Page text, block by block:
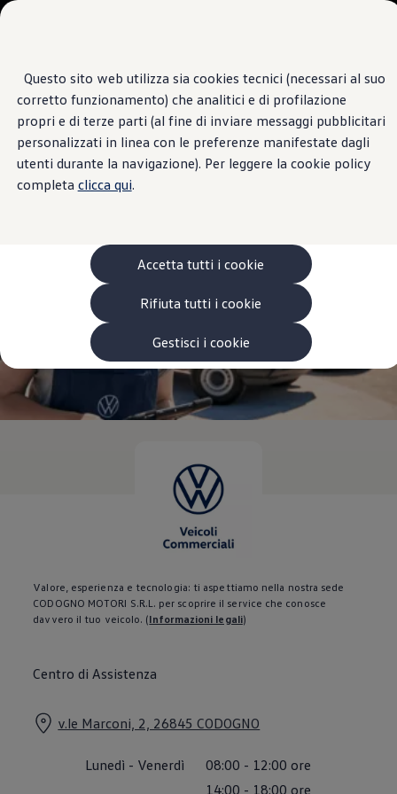
Questo sito web utilizza sia cookies tecnici (necessari al suo
corretto funzionamento) che analitici e di profilazione
propri e di terze parti (al fine di inviare messaggi pubblicitari
personalizzati in linea con le preferenze manifestate dagli
utenti durante la navigazione). Per leggere la cookie policy
completa clicca qui.
Accetta tutti i cookie
Rifiuta tutti i cookie
Gestisci i cookie
Passa ai
contenuti
principali
Passa
a
fondo
pagina
VanLife
Pick-up
Veicoli Commerciali Elettrici
Van
Modelli precedenti
Confronta i modelli
Configurazioni salvate
Volkswagen Auto
Acquista il tuo Veicolo Volkswagen
Ecoincentivi Volkswagen
5 Plus
Usato Certificato
Garanzia Usato
Assicurazioni
Clienti Business
Gamma, promozioni e servizi
Service Flotte
Area Contatti Clienti Business
Servizi Finanziari
Progetto Valore Volkswagen
Leasing Finanziario
Servizi Assicurativi
Polizza Protezione Credito
Assicurazione GAP Protezioneventi
Estensione Garanzia Usato
Furto e incendio
Safe inMotion e Capital Safe +
Allestimenti e personalizzazioni
Allestimenti chiavi in mano
Trasporto persone con disabilità
Mobilità elettrica e Ibrida Plug-In
Soluzioni di ricarica e autonomia
Simulatore dell’autonomia
Ricarica domestica
Ricarica in movimento
CODOGNO MOTORI
| 10 Recensioni
Valore, esperienza e tecnologia: ti aspettiamo nella nostra sede
CODOGNO MOTORI S.R.L. per scoprire il service che conosce
davvero il tuo veicolo. (Informazioni legali)
Centro di Assistenza
v.le Marconi, 2, 26845 CODOGNO
Lunedì - Venerdì 08:00 - 12:00 ore
14:00 - 18:00 ore